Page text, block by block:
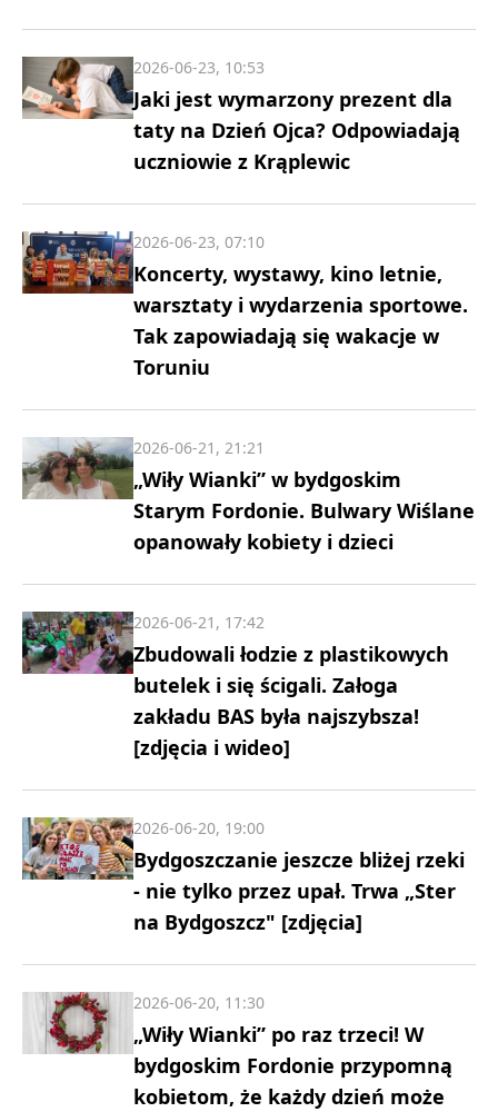
Jaki jest wymarzony prezent dla
taty na Dzień Ojca? Odpowiadają
uczniowie z Krąplewic
2026-06-23, 10:53
Koncerty, wystawy, kino letnie,
warsztaty i wydarzenia sportowe.
Tak zapowiadają się wakacje w
Toruniu
2026-06-23, 07:10
„Wiły Wianki” w bydgoskim
Starym Fordonie. Bulwary Wiślane
opanowały kobiety i dzieci
2026-06-21, 21:21
Zbudowali łodzie z plastikowych
butelek i się ścigali. Załoga
zakładu BAS była najszybsza!
[zdjęcia i wideo]
2026-06-21, 17:42
Bydgoszczanie jeszcze bliżej rzeki
- nie tylko przez upał. Trwa „Ster
na Bydgoszcz" [zdjęcia]
2026-06-20, 19:00
„Wiły Wianki” po raz trzeci! W
bydgoskim Fordonie przypomną
kobietom, że każdy dzień może
2026-06-20, 11:30